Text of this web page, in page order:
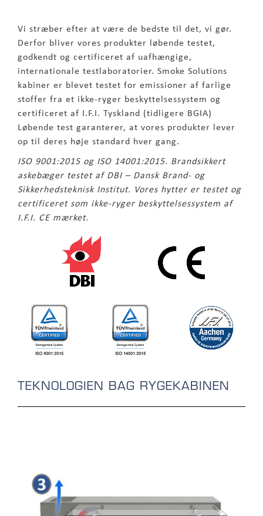
Vi stræber efter at være de bedste til det, vi gør.
Derfor bliver vores produkter løbende testet,
godkendt og certificeret af uafhængige,
internationale testlaboratorier. Smoke Solutions
kabiner er blevet testet for emissioner af farlige
stoffer fra et ikke-ryger beskyttelsessystem og
certificeret af I.F.I. Tyskland (tidligere BGIA)
Løbende test garanterer, at vores produkter lever
op til deres høje standard hver gang.
ISO 9001:2015 og ISO 14001:2015. Brandsikkert
askebæger testet af DBI – Dansk Brand- og
Sikkerhedsteknisk Institut. Vores hytter er testet og
certificeret som ikke-ryger beskyttelsessystem af
I.F.I. CE mærket.
TEKNOLOGIEN BAG RYGEKABINEN